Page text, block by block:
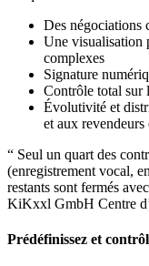
Des négociations
Une visualisation
complexes
Signature
Contrôle total sur
Évolutivité et
et aux revendeurs
“ Seul un quart des
(enregistrement vocal,
restants sont fermés
KiKxxl GmbH Centre
Prédéfinissez et